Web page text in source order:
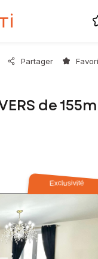
Partager
de
Exclusivité